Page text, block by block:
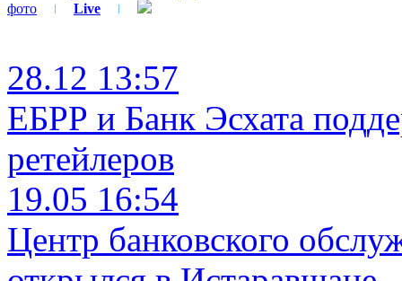
фото Live
28.12 13:57
ЕБРР и Банк Эсхата
ретейлеров
19.05 16:54
Центр банковского